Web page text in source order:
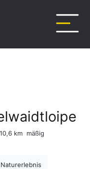
10,6 km mäßig
Naturerlebnis